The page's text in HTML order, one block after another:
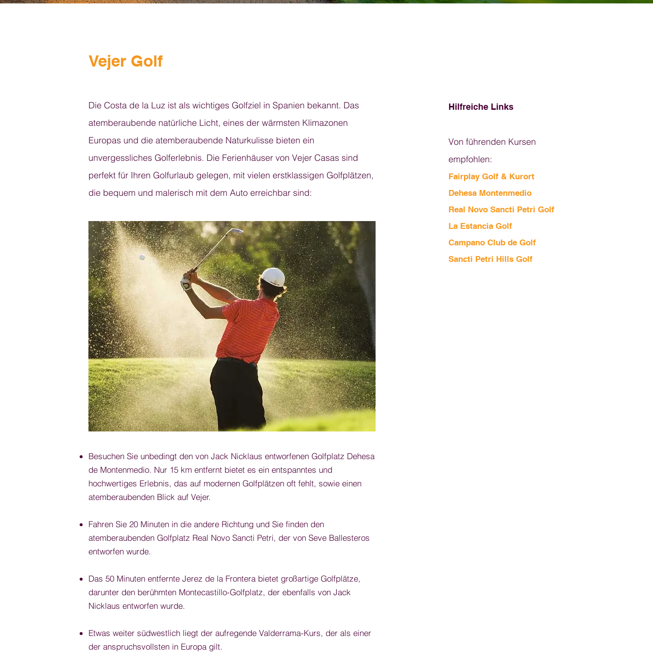
Vejer Golf
Die Costa de la Luz ist als wichtiges Golfziel in Spanien bekannt. Das
atemberaubende natürliche Licht, eines der wärmsten Klimazonen
Europas und die atemberaubende Naturkulisse bieten ein
unvergessliches Golferlebnis. Die Ferienhäuser von Vejer Casas sind
perfekt für Ihren Golfurlaub gelegen, mit vielen erstklassigen Golfplätzen,
die bequem und malerisch mit dem Auto erreichbar sind:
Besuchen Sie unbedingt den von Jack Nicklaus entworfenen Golfplatz Dehesa
de Montenmedio. Nur 15 km entfernt bietet es ein entspanntes und
hochwertiges Erlebnis, das auf modernen Golfplätzen oft fehlt, sowie einen
atemberaubenden Blick auf Vejer.
Fahren Sie 20 Minuten in die andere Richtung und Sie finden den
atemberaubenden Golfplatz Real Novo Sancti Petri, der von Seve Ballesteros
entworfen wurde.
Das 50 Minuten entfernte Jerez de la Frontera bietet großartige Golfplätze,
darunter den berühmten Montecastillo-Golfplatz, der ebenfalls von Jack
Nicklaus entworfen wurde.
Etwas weiter südwestlich liegt der aufregende Valderrama-Kurs, der als einer
der anspruchsvollsten in Europa gilt.
Hilfreiche Links
Von führenden Kursen
empfohlen:
Fairplay Golf & Kurort
Dehesa Montenmedio
Real Novo Sancti Petri Golf
La Estancia Golf
Campano Club de Golf
Sancti Petri Hills Golf